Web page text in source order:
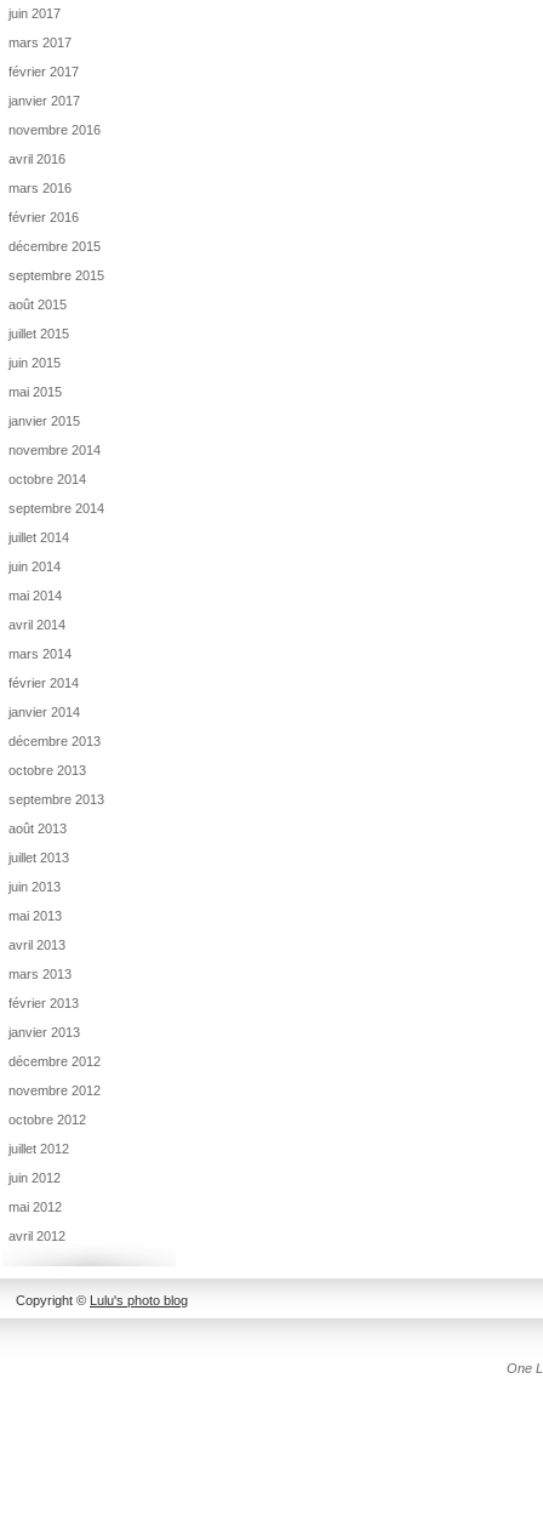
juin 2017
mars 2017
février 2017
janvier 2017
novembre 2016
avril 2016
mars 2016
février 2016
décembre 2015
septembre 2015
août 2015
juillet 2015
juin 2015
mai 2015
janvier 2015
novembre 2014
octobre 2014
septembre 2014
juillet 2014
juin 2014
mai 2014
avril 2014
mars 2014
février 2014
janvier 2014
décembre 2013
octobre 2013
septembre 2013
août 2013
juillet 2013
juin 2013
mai 2013
avril 2013
mars 2013
février 2013
janvier 2013
décembre 2012
novembre 2012
octobre 2012
juillet 2012
juin 2012
mai 2012
avril 2012
Copyright © Lulu's photo blog
One